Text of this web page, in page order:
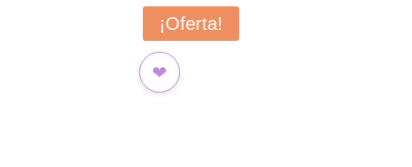
¡Oferta!